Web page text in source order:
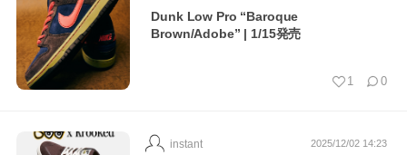
Dunk Low Pro “Baroque
Brown/Adobe” | 1/15発売
1 0
2025/12/02 14:23
instant